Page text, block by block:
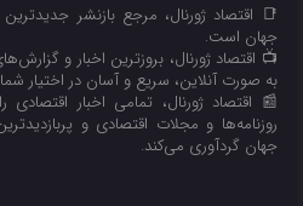
📑 اقتصاد ژورنال، مرجع بازنشر
جهان است.
📺 اقتصاد ژورنال، بروزترین اخبار و
به صورت آنلاین، سریع و آسان در اختیار
📰 اقتصاد ژورنال، تمامی اخبار اقتصادی
روزنامه‌ها و مجلات اقتصادی و
جهان گردآوری می‌کند.